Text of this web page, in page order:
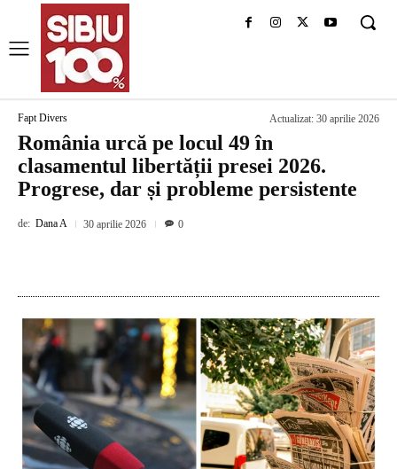
Fapt Divers Actualizat: 30 aprilie 2026
România urcă pe locul 49 în
clasamentul libertății presei 2026.
Progrese, dar și probleme persistente
de: Dana A 30 aprilie 2026 0